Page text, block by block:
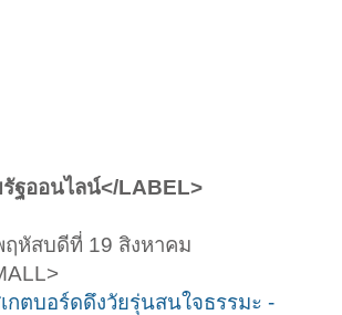
ฐออนไลน์</LABEL>
ฤหัสบดีที่ 19 สิงหาคม
กตบอร์ดดึงวัยรุ่นสนใจธรรมะ -